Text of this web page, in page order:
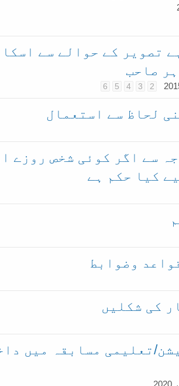
تصویر کے حوالے سے
صاحب
2
3
4
5
6
لحاظ سے استعمال
سے اگر کوئی شخص روزے
کیا حکم ہے
وضوابط
کی شکلیں
تعلیمی مسابقہ میں